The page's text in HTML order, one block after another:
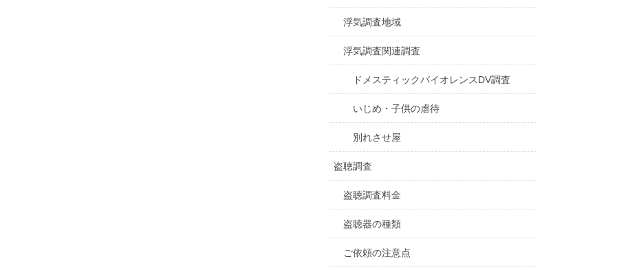
浮気調査地域
浮気調査関連調査
ドメスティックバイオレンスDV調査
いじめ・子供の虐待
別れさせ屋
盗聴調査
盗聴調査料金
盗聴器の種類
ご依頼の注意点